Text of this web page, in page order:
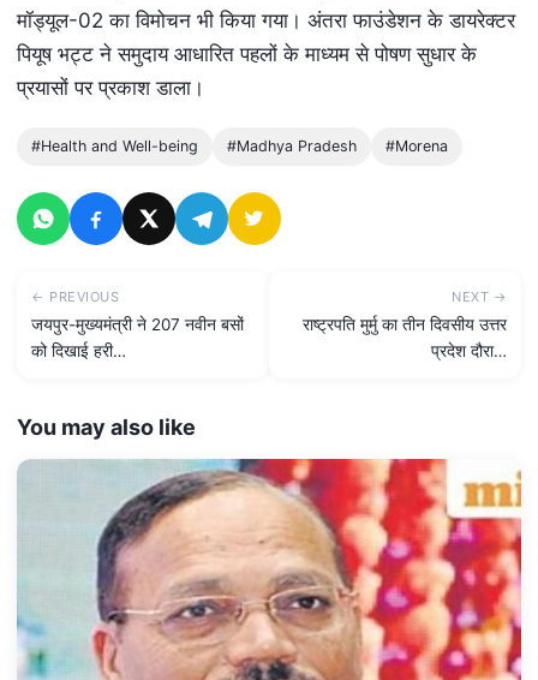
मॉड्यूल-02 का विमोचन भी किया गया। अंतरा फाउंडेशन के डायरेक्टर
पियूष भट्ट ने समुदाय आधारित पहलों के माध्यम से पोषण सुधार के
प्रयासों पर प्रकाश डाला।
#Health and Well-being #Madhya Pradesh #Morena
← PREVIOUS
जयपुर-मुख्यमंत्री ने 207 नवीन बसों
को दिखाई हरी…
NEXT →
राष्ट्रपति मुर्मु का तीन दिवसीय उत्तर
प्रदेश दौरा…
You may also like